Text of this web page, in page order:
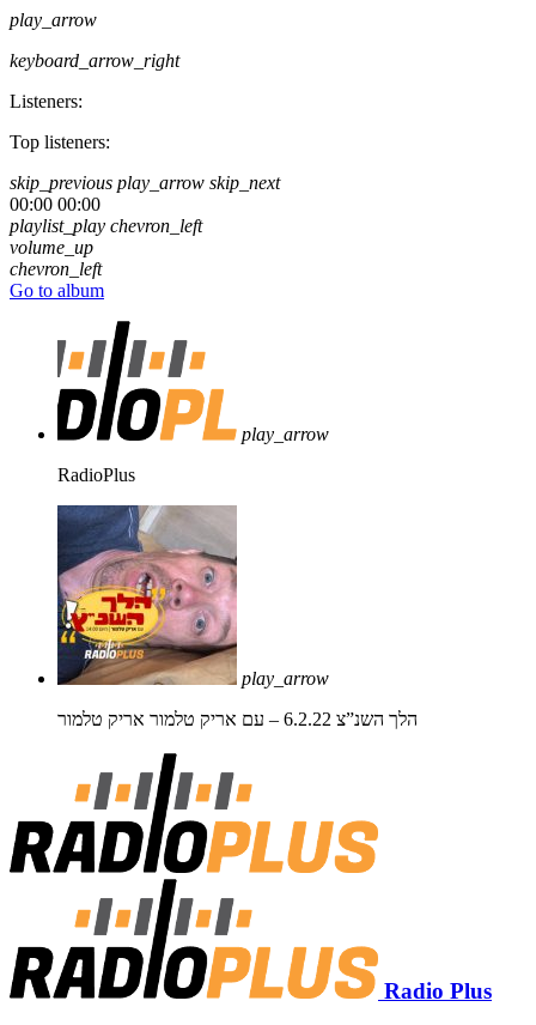
play_arrow
keyboard_arrow_right
Listeners:
Top listeners:
skip_previous play_arrow skip_next
00:00 00:00
playlist_play chevron_left
volume_up
chevron_left
Go to album
play_arrow
RadioPlus
play_arrow
הלך השנ”צ 6.2.22 – עם אריק טלמור
אריק טלמור
Radio Plus